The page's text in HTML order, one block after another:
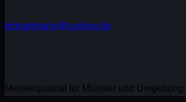
kmhartmann@t-online.de
Meisterqualität für Münster und Umgebung.